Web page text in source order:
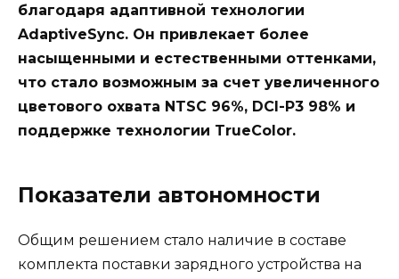
благодаря адаптивной технологии
AdaptiveSync. Он привлекает более
насыщенными и естественными оттенками,
что стало возможным за счет увеличенного
цветового охвата NTSC 96%, DCI-P3 98% и
поддержке технологии TrueColor.
Показатели автономности
Общим решением стало наличие в составе
комплекта поставки зарядного устройства на